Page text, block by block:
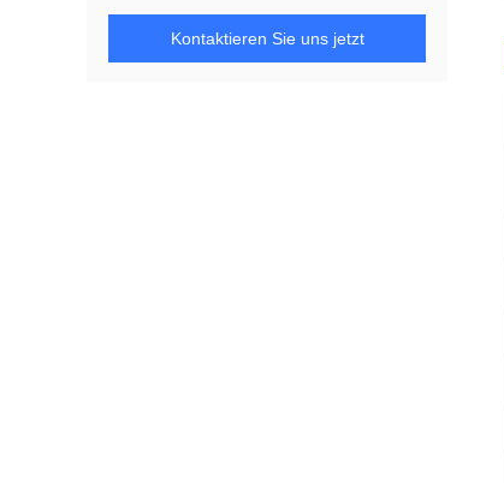
Kontaktieren Sie uns jetzt